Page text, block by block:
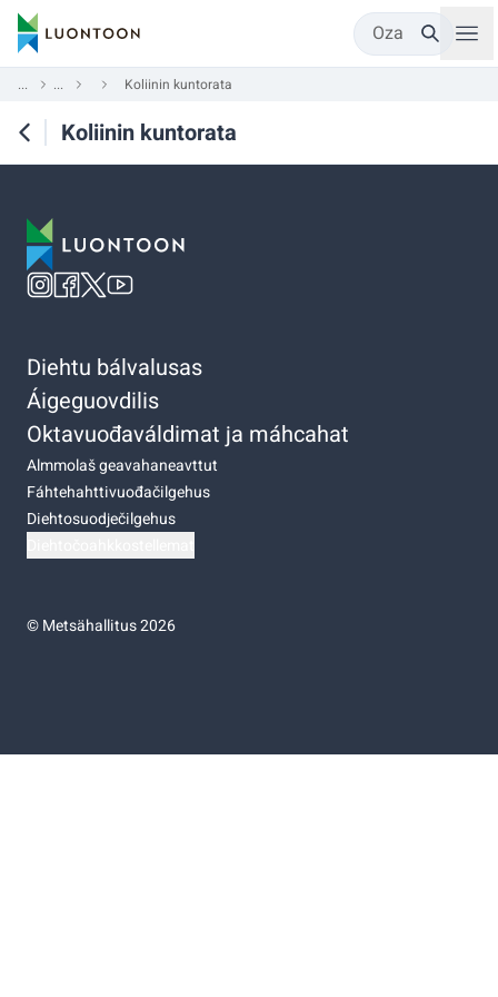
Oza
... ... Koliinin kuntorata
Koliinin kuntorata
Diehtu bálvalusas
Áigeguovdilis
Oktavuođaváldimat ja máhcahat
Almmolaš geavahaneavttut
Fáhtehahttivuođačilgehus
Diehtosuodječilgehus
©Metsähallitus 2026